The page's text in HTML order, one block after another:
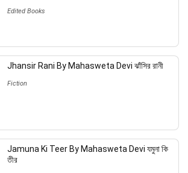
Edited Books
Jhansir Rani By Mahasweta Devi ঝাঁসির রানী
Fiction
Jamuna Ki Teer By Mahasweta Devi যমুনা কি
তীর